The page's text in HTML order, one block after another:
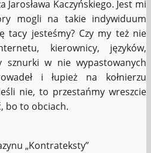
Jarosława Kaczyńskiego. Jest mi
mogli na takie indywiduum
tacy jesteśmy? Czy my też nie
kierownicy, języków,
sznurki w nie wypastowanych
i łupież na kołnierzu
nie, to przestańmy wreszcie
bo to obciach.
„Kontrateksty”